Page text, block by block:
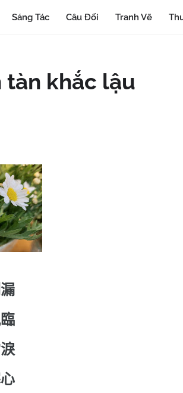
Sáng Tác Câu Đối Tranh Vẽ
tàn khắc lậu